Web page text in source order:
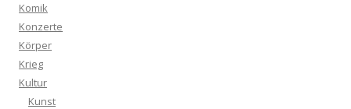
Komik
Konzerte
Körper
Krieg
Kultur
Kunst